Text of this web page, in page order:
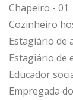
Chapeiro - 01
Cozinheiro
Estagiário de
Estagiário de
Educador
Empregada